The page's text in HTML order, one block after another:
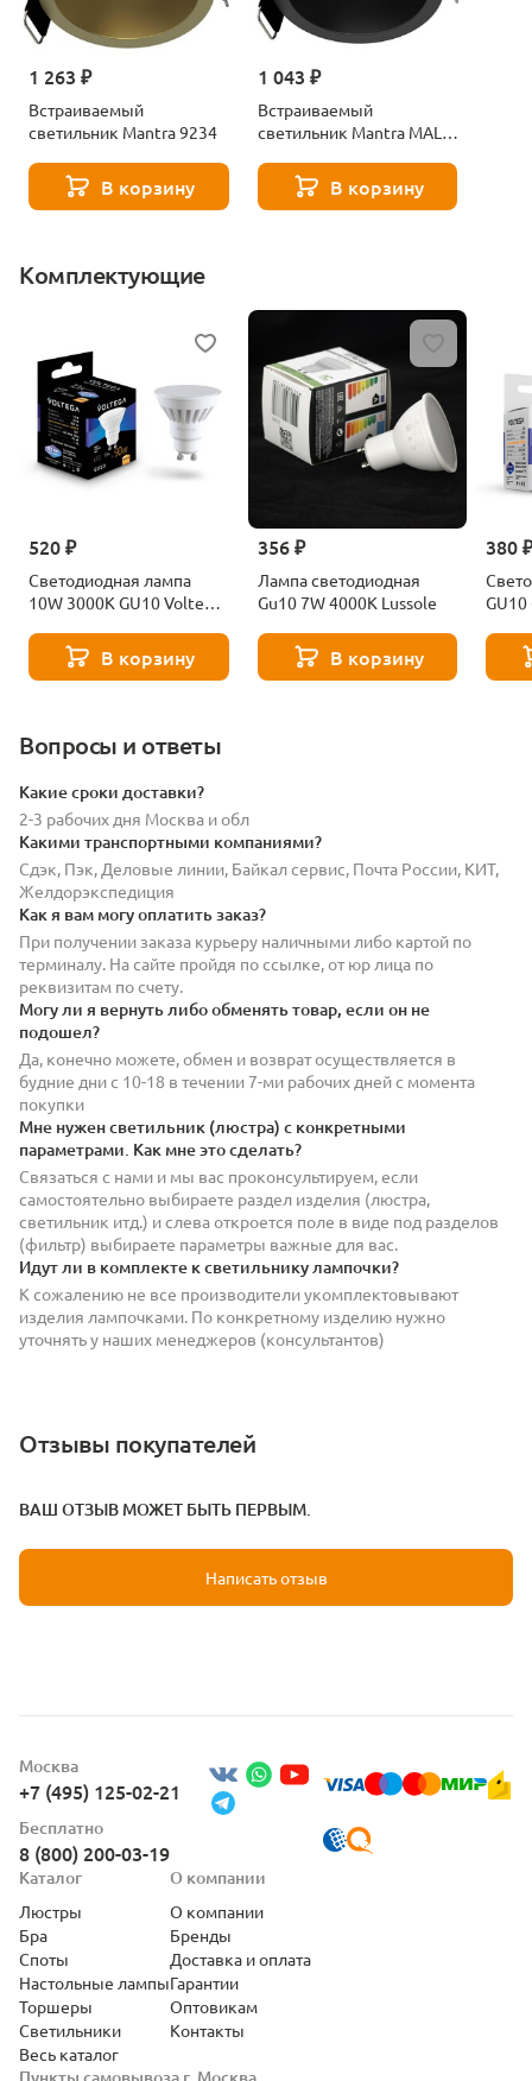
1 263 ₽
Встраиваемый
светильник Mantra 9234
В корзину
1 043 ₽
Встраиваемый
светильник Mantra MALT
В корзину
Комплектующие
520 ₽
Светодиодная лампа
10W 3000K GU10 Voltega
В корзину
356 ₽
Лампа светодиодная
Gu10 7W 4000K Lussole
В корзину
380
Вопросы и ответы
Какие сроки доставки?
2-3 рабочих дня Москва и обл
Какими транспортными компаниями?
Сдэк, Пэк, Деловые линии, Байкал сервис, Почта России, КИТ,
Желдорэкспедиция
Как я вам могу оплатить заказ?
При получении заказа курьеру наличными либо картой по
терминалу. На сайте пройдя по ссылке, от юр лица по
реквизитам по счету.
Могу ли я вернуть либо обменять товар, если он не
подошел?
Да, конечно можете, обмен и возврат осуществляется в
будние дни с 10-18 в течении 7-ми рабочих дней с момента
покупки
Мне нужен светильник (люстра) с конкретными
параметрами. Как мне это сделать?
Связаться с нами и мы вас проконсультируем, если
самостоятельно выбираете раздел изделия (люстра,
светильник итд.) и слева откроется поле в виде под разделов
(фильтр) выбираете параметры важные для вас.
Идут ли в комплекте к светильнику лампочки?
К сожалению не все производители укомплектовывают
изделия лампочками. По конкретному изделию нужно
уточнять у наших менеджеров (консультантов)
Отзывы покупателей
ВАШ ОТЗЫВ МОЖЕТ БЫТЬ ПЕРВЫМ.
Написать отзыв
Москва
+7 (495) 125-02-21
Бесплатно
8 (800) 200-03-19
Каталог
Люстры
Бра
Споты
Настольные лампы
Торшеры
Светильники
Весь каталог
О компании
О компании
Бренды
Доставка и оплата
Гарантии
Оптовикам
Контакты